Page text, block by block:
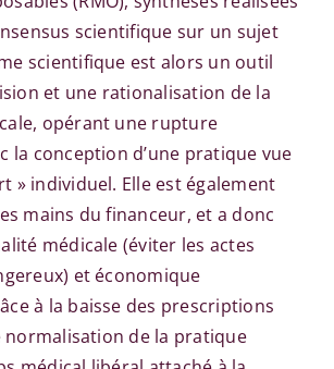
scientifique sur un sujet
scientifique est alors un outil
et une rationalisation de la
opérant une rupture
la conception d’une pratique vue
» individuel. Elle est également
mains du financeur, et a donc
médicale (éviter les actes
et économique
à la baisse des prescriptions
normalisation de la pratique